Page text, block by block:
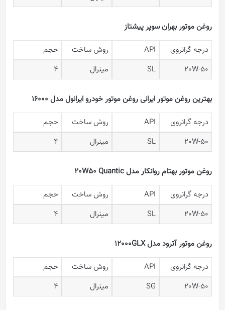
روغن موتور بهران سوپر پیشتاز
درجه گرانروی
API روش ساخت
حجم
20W-50
SL مینرال 4
بهترین روغن موتور ایرانی روغن موتور خودرو ایرانول مدل 16000
درجه گرانروی
API روش ساخت
حجم
20W-50
SL مینرال 4
روغن موتور بهتام روانکار مدل 20W50 Quantic
درجه گرانروی
API روش ساخت
حجم
20W-50
SL مینرال 4
روغن موتور آترود مدل 12000GLX
درجه گرانروی
API روش ساخت
حجم
20W-50
SG مینرال 4